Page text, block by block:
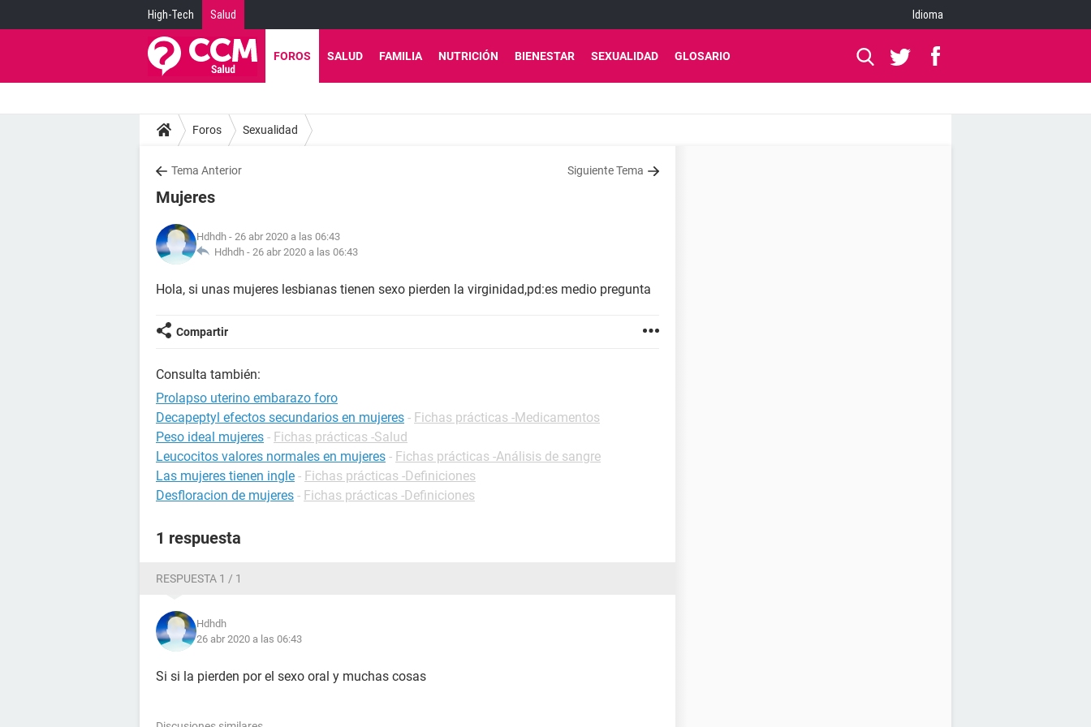
High-Tech Salud Idioma
FOROS SALUD FAMILIA NUTRICIÓN BIENESTAR SEXUALIDAD GLOSARIO
Foros Sexualidad
Tema Anterior Siguiente Tema
Mujeres
Hdhdh - 26 abr 2020 a las 06:43
Hdhdh - 26 abr 2020 a las 06:43
Hola, si unas mujeres lesbianas tienen sexo pierden la virginidad,pd:es medio pregunta
Compartir
Consulta también:
Prolapso uterino embarazo foro
Decapeptyl efectos secundarios en mujeres - Fichas prácticas -Medicamentos
Peso ideal mujeres - Fichas prácticas -Salud
Leucocitos valores normales en mujeres - Fichas prácticas -Análisis de sangre
Las mujeres tienen ingle - Fichas prácticas -Definiciones
Desfloracion de mujeres - Fichas prácticas -Definiciones
1 respuesta
RESPUESTA 1 / 1
Hdhdh
26 abr 2020 a las 06:43
Si si la pierden por el sexo oral y muchas cosas